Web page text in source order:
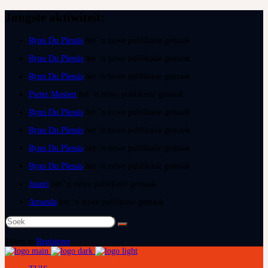
Ryno Du Plessis
Ryno Du Plessis
Ryno Du Plessis
Pieter Mostert
Ryno Du Plessis
Ryno Du Plessis
Ryno Du Plessis
Ryno Du Plessis
Juanri
Amanda
Soek
na:
Registreer